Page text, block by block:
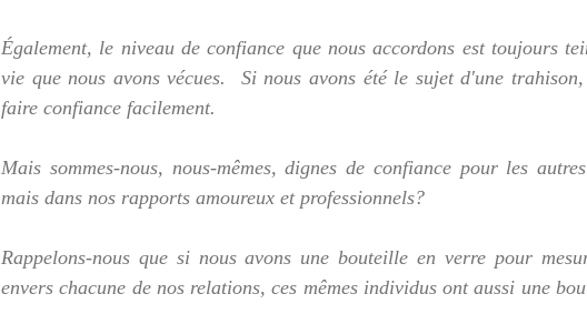
Également, le niveau de confiance que nous accordons est toujours
vie que nous avons vécues.  Si nous avons été le sujet d'une
faire confiance facilement.
Mais sommes-nous, nous-mêmes, dignes de confiance pour les
mais dans nos rapports amoureux et professionnels?
Rappelons-nous que si nous avons une bouteille en verre pour
envers chacune de nos relations, ces mêmes individus ont aussi une